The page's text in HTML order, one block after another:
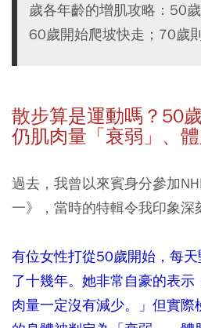
歲各年齡的增肌攻略：50
60歲開始爬坡快走；70歲
散步算是運動嗎？50
仍肌肉量「衰弱」、
過去，我曾以來賓身分參加
一》，當時的特輯令我印象深
有位女性打從50歲開始，每
了十幾年。她非常自豪的表
肉量一定沒有減少。」但實